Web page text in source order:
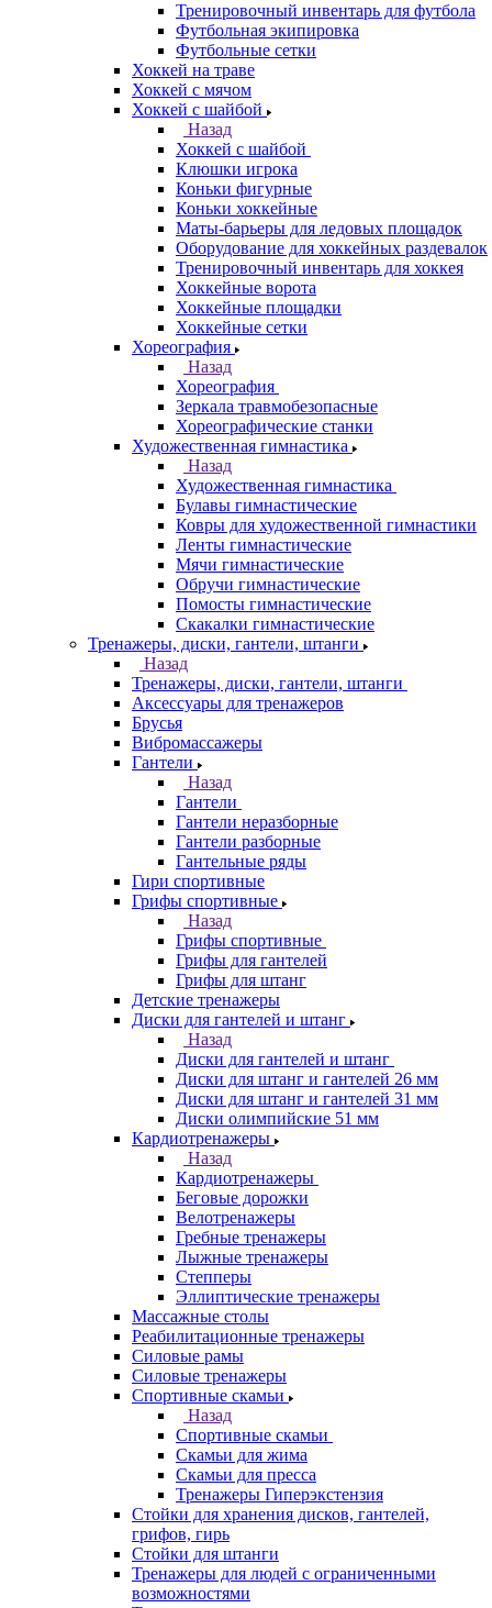
Тренировочный инвентарь для футбола
Футбольная экипировка
Футбольные сетки
Хоккей на траве
Хоккей с мячом
Хоккей с шайбой
Назад
Хоккей с шайбой
Клюшки игрока
Коньки фигурные
Коньки хоккейные
Маты-барьеры для ледовых площадок
Оборудование для хоккейных раздевалок
Тренировочный инвентарь для хоккея
Хоккейные ворота
Хоккейные площадки
Хоккейные сетки
Хореография
Назад
Хореография
Зеркала травмобезопасные
Хореографические станки
Художественная гимнастика
Назад
Художественная гимнастика
Булавы гимнастические
Ковры для художественной гимнастики
Ленты гимнастические
Мячи гимнастические
Обручи гимнастические
Помосты гимнастические
Скакалки гимнастические
Тренажеры, диски, гантели, штанги
Назад
Тренажеры, диски, гантели, штанги
Аксессуары для тренажеров
Брусья
Вибромассажеры
Гантели
Назад
Гантели
Гантели неразборные
Гантели разборные
Гантельные ряды
Гири спортивные
Грифы спортивные
Назад
Грифы спортивные
Грифы для гантелей
Грифы для штанг
Детские тренажеры
Диски для гантелей и штанг
Назад
Диски для гантелей и штанг
Диски для штанг и гантелей 26 мм
Диски для штанг и гантелей 31 мм
Диски олимпийские 51 мм
Кардиотренажеры
Назад
Кардиотренажеры
Беговые дорожки
Велотренажеры
Гребные тренажеры
Лыжные тренажеры
Степперы
Эллиптические тренажеры
Массажные столы
Реабилитационные тренажеры
Силовые рамы
Силовые тренажеры
Спортивные скамьи
Назад
Спортивные скамьи
Скамьи для жима
Скамьи для пресса
Тренажеры Гиперэкстензия
Стойки для хранения дисков, гантелей,
грифов, гирь
Стойки для штанги
Тренажеры для людей с ограниченными
возможностями